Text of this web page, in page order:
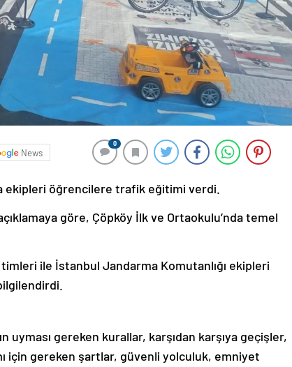
News
0
ekipleri öğrencilere trafik eğitimi verdi.
göre, Çöpköy İlk ve Ortaokulu’nda temel
ile İstanbul Jandarma Komutanlığı ekipleri
uyması gereken kurallar, karşıdan karşıya geçişler,
için gereken şartlar, güvenli yolculuk, emniyet